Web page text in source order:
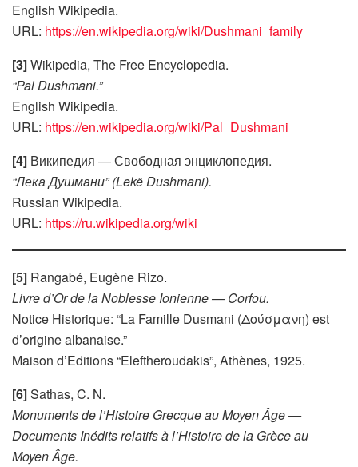
English Wikipedia.
URL: https://en.wikipedia.org/wiki/Dushmani_family
[3]Wikipedia, The Free Encyclopedia.
“Pal Dushmani.”
English Wikipedia.
URL: https://en.wikipedia.org/wiki/Pal_Dushmani
[4] Википедия — Свободная энциклопедия.
“Лека Душмани” (Lekë Dushmani).
Russian Wikipedia.
URL: https://ru.wikipedia.org/wiki
[5] Rangabé, Eugène Rizo.
Livre d’Or de la Noblesse Ionienne — Corfou.
Notice Historique: “La Famille Dusmani (Δούσμανη) est
d’origine albanaise.”
Maison d’Editions “Eleftheroudakis”, Athènes, 1925.
[6]Sathas, C. N.
Monuments de l’Histoire Grecque au Moyen Âge —
Documents Inédits relatifs à l’Histoire de la Grèce au
Moyen Âge.